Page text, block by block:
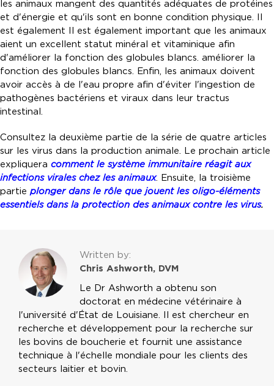
les animaux mangent des quantités adéquates de protéines
et d'énergie et qu'ils sont en bonne condition physique. Il
est également Il est également important que les animaux
aient un excellent statut minéral et vitaminique afin
d'améliorer la fonction des globules blancs. améliorer la
fonction des globules blancs. Enfin, les animaux doivent
avoir accès à de l'eau propre afin d'éviter l'ingestion de
pathogènes bactériens et viraux dans leur tractus
intestinal.
Consultez la deuxième partie de la série de quatre articles
sur les virus dans la production animale. Le prochain article
expliquera comment le système immunitaire réagit aux
infections virales chez les animaux. Ensuite, la troisième
partie plonger dans le rôle que jouent les oligo-éléments
essentiels dans la protection des animaux contre les virus.
Written by:
Chris Ashworth, DVM
Le Dr Ashworth a obtenu son
doctorat en médecine vétérinaire à
l'université d'État de Louisiane. Il est chercheur en
recherche et développement pour la recherche sur
les bovins de boucherie et fournit une assistance
technique à l'échelle mondiale pour les clients des
secteurs laitier et bovin.